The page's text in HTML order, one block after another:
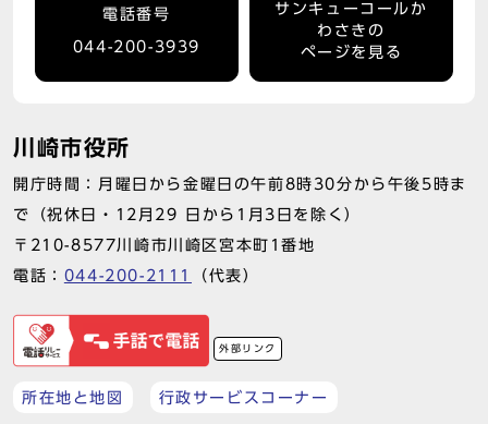
電話番号
044-200-3939
サンキューコールか
わさきの
ページを見る
川崎市役所
開庁時間：月曜日から金曜日の午前8時30分から午後5時ま
で（祝休日・12月29 日から1月3日を除く）
〒210-8577川崎市川崎区宮本町1番地
電話： 044-200-2111 （代表）
外部リンク
所在地と地図 行政サービスコーナー